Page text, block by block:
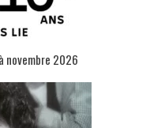
novembre 2026